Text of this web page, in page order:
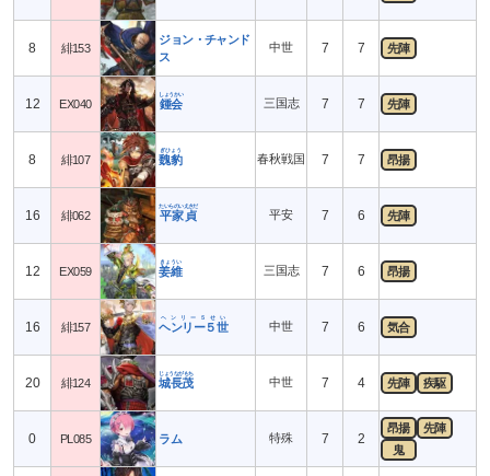
8 緋153
ジョン・チャンド
ス
中世 7 7 先陣
12 EX040 鍾会
しょうかい
三国志 7 7 先陣
8 緋107 魏豹
ぎひょう
春秋戦国 7 7 昂揚
16 緋062 平家貞
たいらのいえさだ
平安 7 6 先陣
12 EX059 姜維
きょうい
三国志 7 6 昂揚
16 緋157 ヘンリー５世
ヘンリー５せい
中世 7 6 気合
20 緋124 城長茂
じょうながもち
中世 7 4 先陣 疾駆
0 PL085 ラム 特殊 7 2
昂揚
先陣
鬼